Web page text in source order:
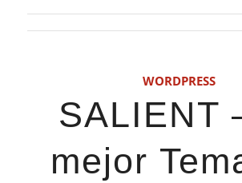
WORDPRESS
SALIENT
mejor